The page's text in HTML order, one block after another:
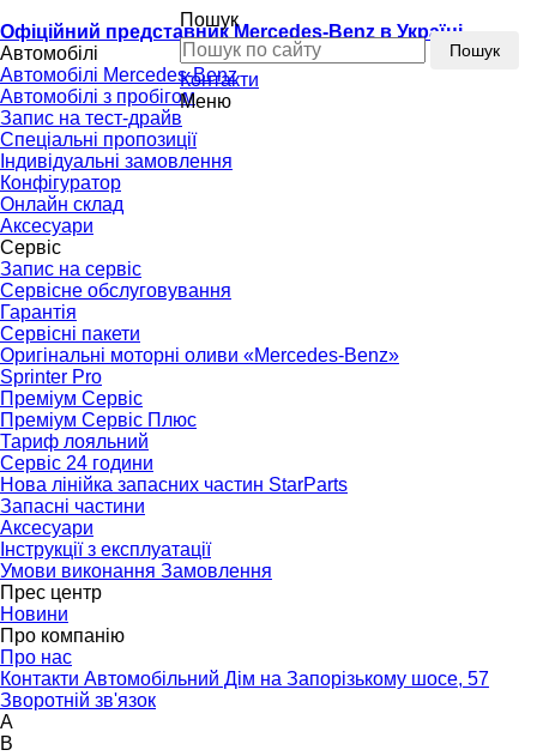
Офіційний представник Mercedes-Benz в Україні
Пошук
Пошук
Контакти
Меню
Автомобілі
Автомобілі Mercedes-Benz
Автомобілі з пробігом
Запис на тест-драйв
Спеціальні пропозиції
Індивідуальні замовлення
Конфігуратор
Онлайн склад
Аксесуари
Сервіс
Запис на сервіс
Сервісне обслуговування
Гарантія
Сервісні пакети
Оригінальні моторні оливи «Mercedes-Benz»
Sprinter Pro
Преміум Сервіс
Преміум Сервіс Плюс
Тариф лояльний
Сервіс 24 години
Нова лінійка запасних частин StarParts
Запасні частини
Аксесуари
Інструкції з експлуатації
Умови виконання Замовлення
Прес центр
Новини
Про компанію
Про нас
Контакти Автомобільний Дім на Запорізькому шосе, 57
Зворотній зв'язок
A
B